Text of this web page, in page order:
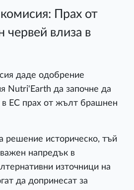
Прах от
влиза в
даде одобрение
Nutri'Earth да започне да
в ЕС прах от жълт брашнен
решение историческо, тъй
напредък в
източници на
да допринесат за